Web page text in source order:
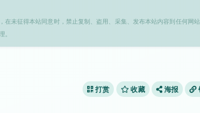
未征得本站同意时，禁止复制、盗用、采集、发布本站内容到任何网
。
打赏 收藏 海报